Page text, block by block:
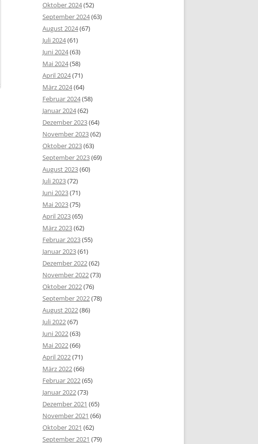
Oktober 2024(52)
September 2024(63)
August 2024(67)
Juli 2024(61)
Juni 2024(63)
Mai 2024(58)
April 2024(71)
März 2024(64)
Februar 2024(58)
Januar 2024(62)
Dezember 2023(64)
November 2023(62)
Oktober 2023(63)
September 2023(69)
August 2023(60)
Juli 2023(72)
Juni 2023(71)
Mai 2023(75)
April 2023(65)
März 2023(62)
Februar 2023(55)
Januar 2023(61)
Dezember 2022(62)
November 2022(73)
Oktober 2022(76)
September 2022(78)
August 2022(86)
Juli 2022(67)
Juni 2022(63)
Mai 2022(66)
April 2022(71)
März 2022(66)
Februar 2022(65)
Januar 2022(73)
Dezember 2021 (65)
November 2021 (66)
Oktober 2021 (62)
September 2021 (79)